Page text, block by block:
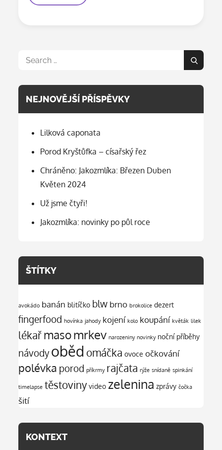
učící
Search
Search
NEJNOVĚJŠÍ PŘÍSPĚVKY
Lilková caponata
Porod Kryštůfka – císařský řez
Chráněno: Jakozmlíka: Březen Duben
Květen 2024
Už jsme čtyři!
Jakozmlíka: novinky po půl roce
ŠTÍTKY
avokádo banán blitíčko blw brno brokolice dezert
fingerfood hovínka jahody kojení kolo koupání květák lilek
lékařmasomrkev narozeniny novinky noční příběhy
návodyoběd omáčka ovoce očkování
polévka porod příkrmy rajčata rýže snídaně spinkání
timelapse těstoviny video zelenina zprávy čočka
šití
KONTEXT